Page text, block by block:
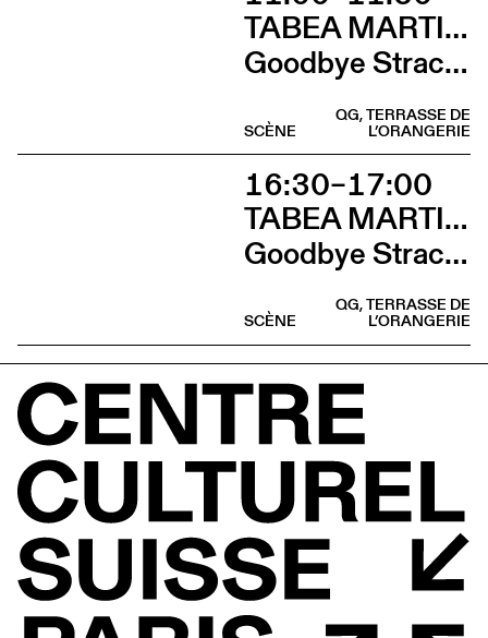
TABEA MARTIN & CIE BEWEGGRUND
Goodbye Stracciatella
QG, TERRASSE DE
L’ORANGERIE
SCÈNE
16:30–17:00
TABEA MARTIN & CIE BEWEGGRUND
Goodbye Stracciatella
QG, TERRASSE DE
L’ORANGERIE
SCÈNE